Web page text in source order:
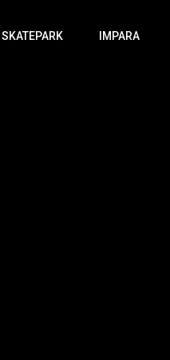
SKATEPARK IMPARA